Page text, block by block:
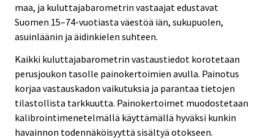
maa, ja kuluttajabarometrin vastaajat edustavat
Suomen 15–74-vuotiasta väestöä iän, sukupuolen,
asuinläänin ja äidinkielen suhteen.
Kaikki kuluttajabarometrin vastaustiedot korotetaan
perusjoukon tasolle painokertoimien avulla. Painotus
korjaa vastauskadon vaikutuksia ja parantaa tietojen
tilastollista tarkkuutta. Painokertoimet muodostetaan
kalibrointimenetelmällä käyttämällä hyväksi kunkin
havainnon todennäköisyyttä sisältyä otokseen.